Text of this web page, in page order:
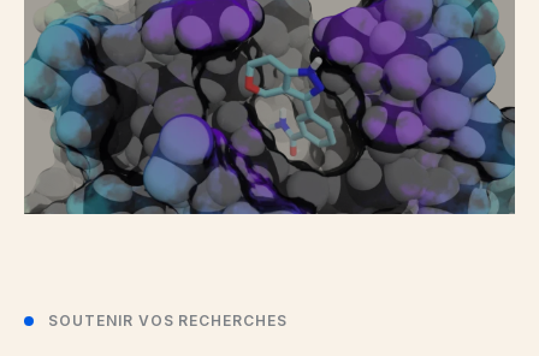
SOUTENIR VOS RECHERCHES